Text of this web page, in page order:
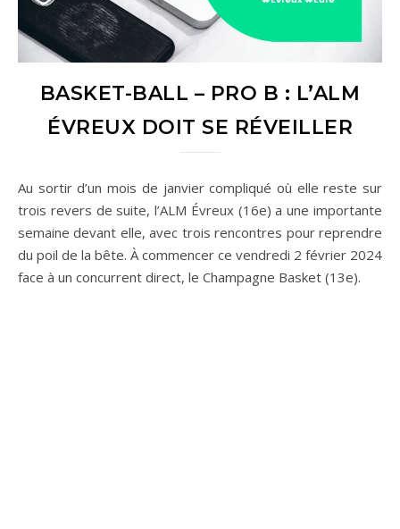
BASKET-BALL – PRO B : L’ALM
ÉVREUX DOIT SE RÉVEILLER
Au sortir d’un mois de janvier compliqué où elle reste sur
trois revers de suite, l’ALM Évreux (16e) a une importante
semaine devant elle, avec trois rencontres pour reprendre
du poil de la bête. À commencer ce vendredi 2 février 2024
face à un concurrent direct, le Champagne Basket (13e).